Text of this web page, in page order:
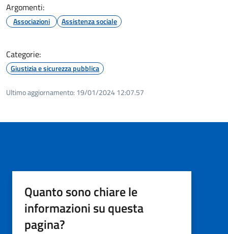
Argomenti:
Associazioni Assistenza sociale
Categorie:
Giustizia e sicurezza pubblica
Ultimo aggiornamento: 19/01/2024 12:07.57
Quanto sono chiare le
informazioni su questa
pagina?